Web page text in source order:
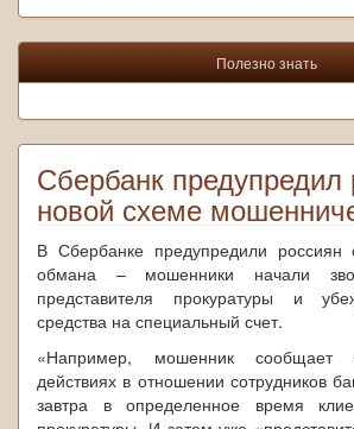
Полезно знать
Сбербанк предупредил
новой схеме
В Сбербанке предупредили
обмана – мошенники начали
представителя прокуратуры и
средства на специальный счет.
«Например, мошенник сообщает
действиях в отношении сотрудников
завтра в определенное время